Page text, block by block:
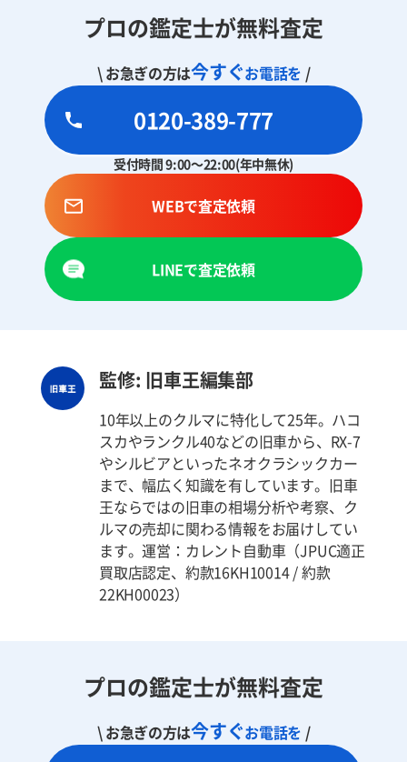
プロの鑑定士が無料査定
\ お急ぎの方は今すぐお電話を /
0120-389-777
受付時間 9:00～22:00(年中無休)
WEBで査定依頼
LINEで査定依頼
監修: 旧車王編集部
10年以上のクルマに特化して25年。ハコ
スカやランクル40などの旧車から、RX-7
やシルビアといったネオクラシックカー
まで、幅広く知識を有しています。旧車
王ならではの旧車の相場分析や考察、ク
ルマの売却に関わる情報をお届けしてい
ます。運営：カレント自動車（JPUC適正
買取店認定、約款16KH10014 / 約款
22KH00023）
プロの鑑定士が無料査定
\ お急ぎの方は今すぐお電話を /